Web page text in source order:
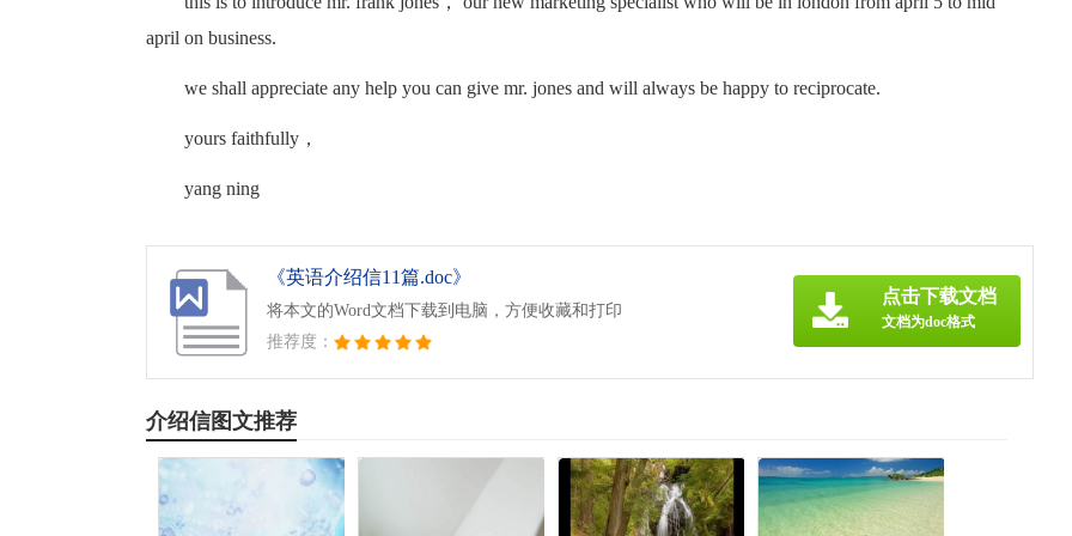
april on business.
we shall appreciate any help you can give mr. jones and will always be happy to reciprocate.
yours faithfully，
yang ning
《英语介绍信11篇.doc》
将本文的Word文档下载到电脑，方便收藏和打印
推荐度：
点击下载文档
文档为doc格式
介绍信图文推荐